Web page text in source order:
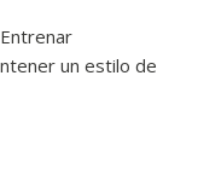
un estilo de